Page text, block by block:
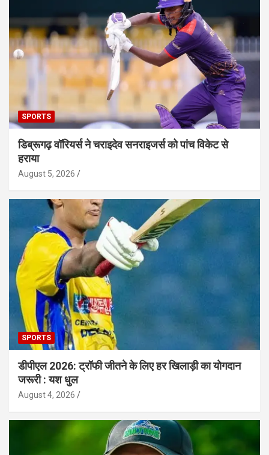
SPORTS
डिब्रूगढ़ वॉरियर्स ने चराइदेव सनराइजर्स को पांच विकेट से
हराया
August 5, 2026
SPORTS
डीपीएल 2026: ट्रॉफी जीतने के लिए हर खिलाड़ी का योगदान
जरूरी : यश धुल
August 4, 2026